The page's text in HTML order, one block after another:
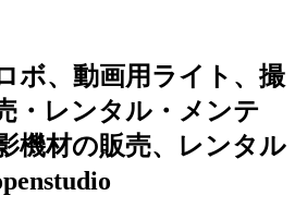
ボ、動画用ライト、撮
・レンタル・メンテ
材の販売、レンタル